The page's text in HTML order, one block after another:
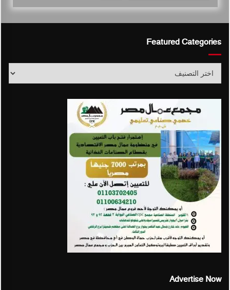
Featured Categories
Featured
Categories
Advertise Now